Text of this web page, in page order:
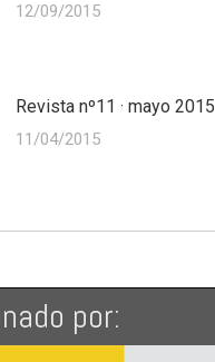
12/09/2015
Revista nº11 · mayo 2015
11/04/2015
por: